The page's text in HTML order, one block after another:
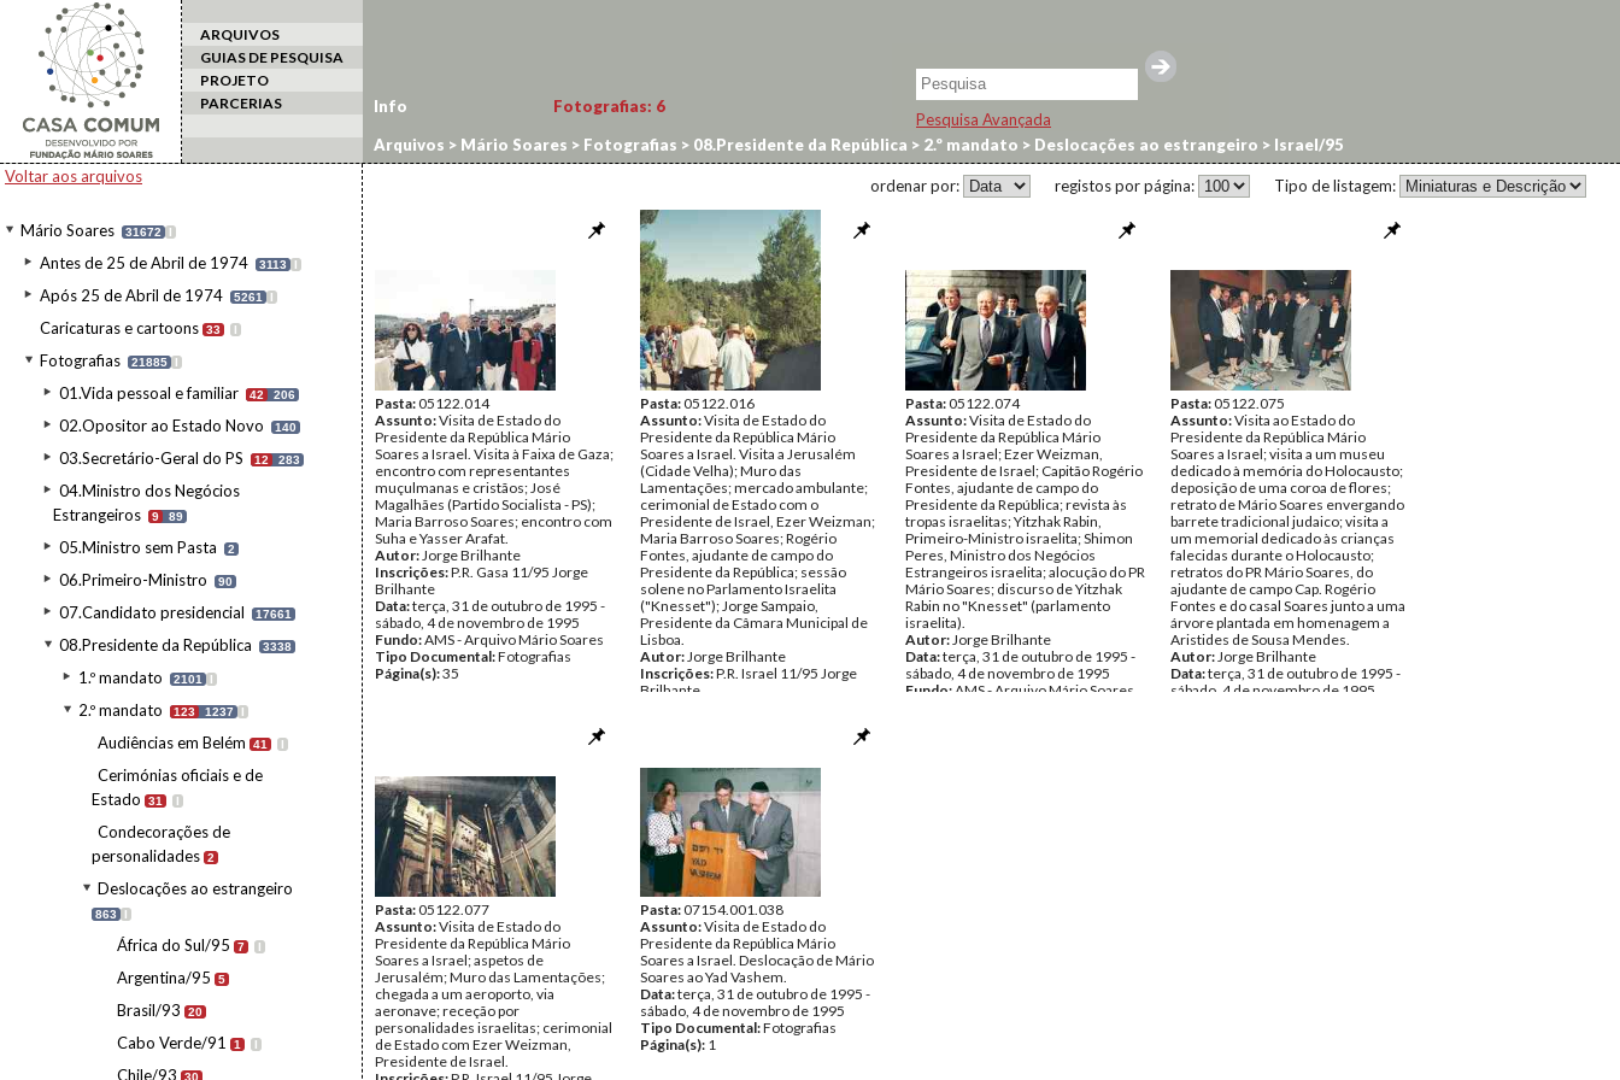
ARQUIVOS
GUIAS DE PESQUISA
PROJETO
PARCERIAS
Pesquisa Avançada
Voltar aos arquivos
Mário Soares 31672 I
Antes de 25 de Abril de 1974 3113 I
Após 25 de Abril de 1974 5261 I
Caricaturas e cartoons 33 I
Fotografias 21885 I
01.Vida pessoal e familiar 42 206
02.Opositor ao Estado Novo 140
03.Secretário-Geral do PS 12 283
04.Ministro dos Negócios
Estrangeiros
9 89
05.Ministro sem Pasta 2
06.Primeiro-Ministro 90
07.Candidato presidencial 17661
08.Presidente da República 3338
1.º mandato 2101 I
2.º mandato 123 1237 I
Audiências em Belém 41 I
Cerimónias oficiais e de
Estado
31 I
Condecorações de
personalidades 2
Deslocações ao estrangeiro
863 I
África do Sul/95 7 I
Argentina/95 5
Brasil/93 20
Cabo Verde/91 1 I
Chile/93 30
Info Fotografias: 6
Arquivos > Mário Soares > Fotografias > 08.Presidente da República > 2.º mandato > Deslocações ao estrangeiro > Israel/95
Tipo de listagem:
registos por página:
ordenar por:
Pasta:05122.014
Assunto:Visita de Estado do
Presidente da República Mário
Soares a Israel. Visita à Faixa de Gaza;
encontro com representantes
muçulmanas e cristãos; José
Magalhães (Partido Socialista - PS);
Maria Barroso Soares; encontro com
Suha e Yasser Arafat.
Autor:Jorge Brilhante
Inscrições:P.R. Gasa 11/95 Jorge
Brilhante
Data:terça, 31 de outubro de 1995 -
sábado, 4 de novembro de 1995
Fundo:AMS - Arquivo Mário Soares
Tipo Documental:Fotografias
Página(s):35
Pasta:05122.016
Assunto:Visita de Estado do
Presidente da República Mário
Soares a Israel. Visita a Jerusalém
(Cidade Velha); Muro das
Lamentações; mercado ambulante;
cerimonial de Estado com o
Presidente de Israel, Ezer Weizman;
Maria Barroso Soares; Rogério
Fontes, ajudante de campo do
Presidente da República; sessão
solene no Parlamento Israelita
("Knesset"); Jorge Sampaio,
Presidente da Câmara Municipal de
Lisboa.
Autor:Jorge Brilhante
Inscrições:P.R. Israel 11/95 Jorge
Brilhante
AMS - Arquivo Mário Soares
Página(s):36
Pasta:05122.074
Assunto:Visita de Estado do
Presidente da República Mário
Soares a Israel; Ezer Weizman,
Presidente de Israel; Capitão Rogério
Fontes, ajudante de campo do
Presidente da República; revista às
tropas israelitas; Yitzhak Rabin,
Primeiro-Ministro israelita; Shimon
Peres, Ministro dos Negócios
Estrangeiros israelita; alocução do PR
Mário Soares; discurso de Yitzhak
Rabin no "Knesset" (parlamento
israelita).
Autor:Jorge Brilhante
Data:terça, 31 de outubro de 1995 -
sábado, 4 de novembro de 1995
Fundo: AMS - Arquivo Mário Soares
Pasta:05122.075
Assunto:Visita ao Estado do
Presidente da República Mário
Soares a Israel; visita a um museu
dedicado à memória do Holocausto;
deposição de uma coroa de flores;
retrato de Mário Soares envergando
barrete tradicional judaico; visita a
um memorial dedicado às crianças
falecidas durante o Holocausto;
retratos do PR Mário Soares, do
ajudante de campo Cap. Rogério
Fontes e do casal Soares junto a uma
árvore plantada em homenagem a
Aristides de Sousa Mendes.
Autor:Jorge Brilhante
Data:terça, 31 de outubro de 1995 -
sábado, 4 de novembro de 1995
Pasta:05122.077
Assunto:Visita de Estado do
Presidente da República Mário
Soares a Israel; aspetos de
Jerusalém; Muro das Lamentações;
chegada a um aeroporto, via
aeronave; receção por
personalidades israelitas; cerimonial
de Estado com Ezer Weizman,
Presidente de Israel.
Pasta:07154.001.038
Assunto:Visita de Estado do
Presidente da República Mário
Soares a Israel. Deslocação de Mário
Soares ao Yad Vashem.
Data:terça, 31 de outubro de 1995 -
sábado, 4 de novembro de 1995
Tipo Documental:Fotografias
Página(s): 1